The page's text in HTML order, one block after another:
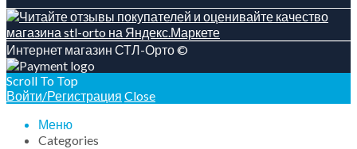
Интернет магазин СТЛ-Орто ©
Scroll To Top
Войти/Регистрация Close
Меню
Categories